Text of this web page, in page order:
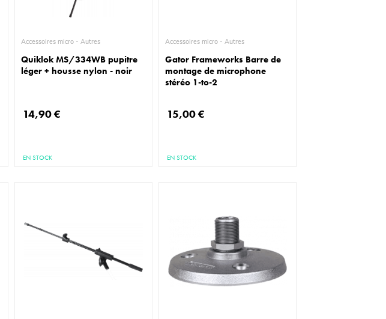
Accessoires micro - Autres
Quiklok MS/334WB pupitre
léger + housse nylon - noir
14,90 €
EN STOCK
Accessoires micro - Autres
Gator Frameworks Barre de
montage de microphone
stéréo 1-to-2
15,00 €
EN STOCK